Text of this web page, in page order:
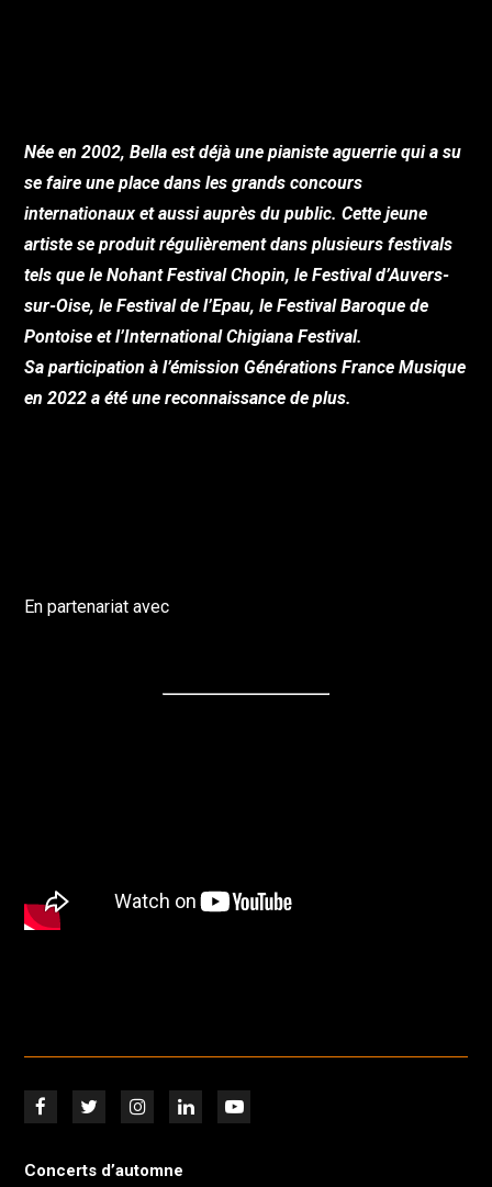
Née en 2002, Bella est déjà une pianiste aguerrie qui a su
se faire une place dans les grands concours
internationaux et aussi auprès du public. Cette jeune
artiste se produit régulièrement dans plusieurs festivals
tels que le Nohant Festival Chopin, le Festival d’Auvers-
sur-Oise, le Festival de l’Epau, le Festival Baroque de
Pontoise et l’International Chigiana Festival.
Sa participation à l’émission Générations France Musique
en 2022 a été une reconnaissance de plus.
En partenariat avec
Concerts d’automne